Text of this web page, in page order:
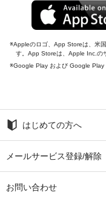
Appleのロゴ、App Storeは、米
す。App Storeは、Apple Inc.の
Google Play および Google Play
はじめての方へ
メールサービス登録/解除
お問い合わせ